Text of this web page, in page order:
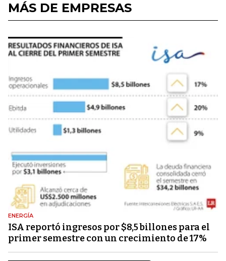
MÁS DE EMPRESAS
ENERGÍA
ISA reportó ingresos por $8,5 billones para el
primer semestre con un crecimiento de 17%